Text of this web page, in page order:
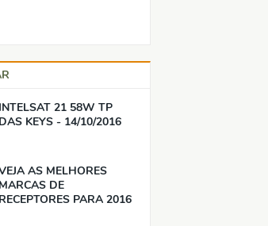
INTELSAT 21 58W TP
DAS KEYS - 14/10/2016
AS MELHORES
MARCAS DE
RECEPTORES PARA 2016